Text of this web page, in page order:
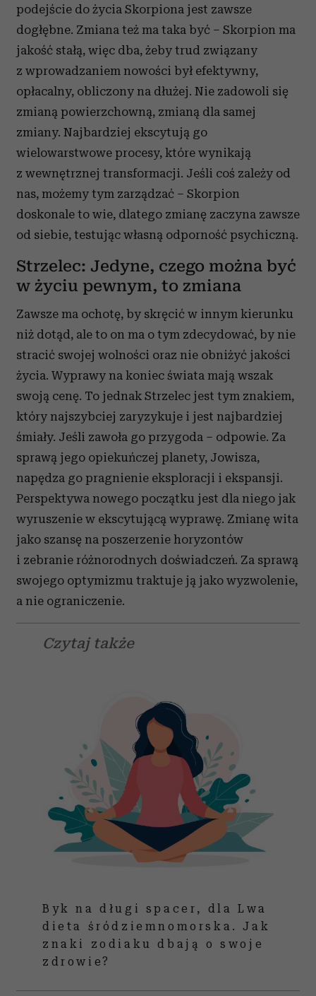
podejście do życia Skorpiona jest zawsze
dogłębne. Zmiana też ma taka być – Skorpion ma
jakość stałą, więc dba, żeby trud związany
z wprowadzaniem nowości był efektywny,
opłacalny, obliczony na dłużej. Nie zadowoli się
zmianą powierzchowną, zmianą dla samej
zmiany. Najbardziej ekscytują go
wielowarstwowe procesy, które wynikają
z wewnętrznej transformacji. Jeśli coś zależy od
nas, możemy tym zarządzać – Skorpion
doskonale to wie, dlatego zmianę zaczyna zawsze
od siebie, testując własną odporność psychiczną.
Strzelec: Jedyne, czego można być
w życiu pewnym, to zmiana
Zawsze ma ochotę, by skręcić w innym kierunku
niż dotąd, ale to on ma o tym zdecydować, by nie
stracić swojej wolności oraz nie obniżyć jakości
życia. Wyprawy na koniec świata mają wszak
swoją cenę. To jednak Strzelec jest tym znakiem,
który najszybciej zaryzykuje i jest najbardziej
śmiały. Jeśli zawoła go przygoda – odpowie. Za
sprawą jego opiekuńczej planety, Jowisza,
napędza go pragnienie eksploracji i ekspansji.
Perspektywa nowego początku jest dla niego jak
wyruszenie w ekscytującą wyprawę. Zmianę wita
jako szansę na poszerzenie horyzontów
i zebranie różnorodnych doświadczeń. Za sprawą
swojego optymizmu traktuje ją jako wyzwolenie,
a nie ograniczenie.
Czytaj także
Byk na długi spacer, dla Lwa
dieta śródziemnomorska. Jak
znaki zodiaku dbają o swoje
zdrowie?